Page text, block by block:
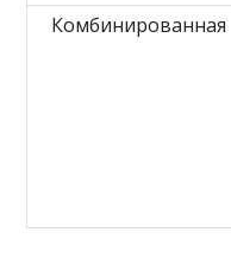
Комбинированная